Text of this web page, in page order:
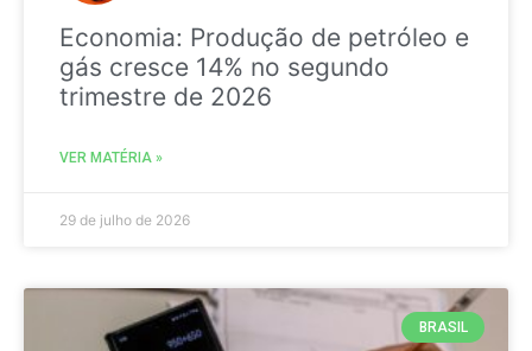
Economia: Produção de petróleo e
gás cresce 14% no segundo
trimestre de 2026
VER MATÉRIA »
29 de julho de 2026
BRASIL